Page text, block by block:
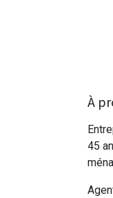
À
45